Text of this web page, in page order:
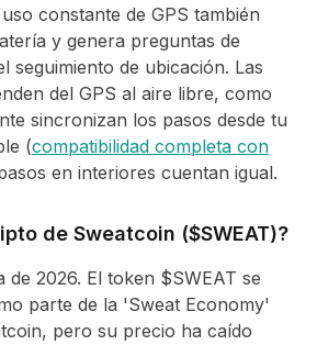
constante de GPS también
y genera preguntas de
seguimiento de ubicación. Las
del GPS al aire libre, como
sincronizan los pasos desde tu
(compatibilidad completa con
en interiores cuentan igual.
de Sweatcoin ($SWEAT)?
2026. El token $SWEAT se
parte de la 'Sweat Economy'
pero su precio ha caído